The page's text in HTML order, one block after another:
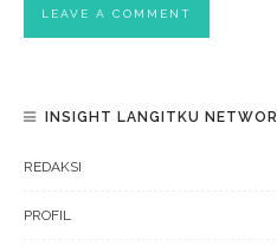
INSIGHT LANGITKU
REDAKSI
PROFIL